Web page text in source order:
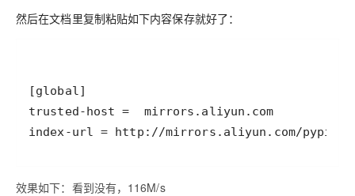
然后在文档里复制粘贴如下内容保存就好了：
效果如下：看到没有，116M/s